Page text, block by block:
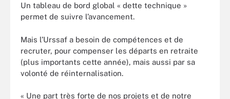
Un tableau de bord global « dette technique »
permet de suivre l’avancement.
Mais l’Urssaf a besoin de compétences et de
recruter, pour compenser les départs en retraite
(plus importants cette année), mais aussi par sa
volonté de réinternalisation.
« Une part très forte de nos projets et de notre